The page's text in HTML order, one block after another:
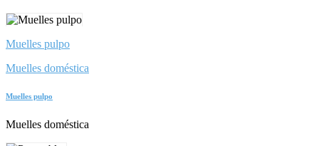
Muelles pulpo
Muelles doméstica
Muelles pulpo
Muelles doméstica